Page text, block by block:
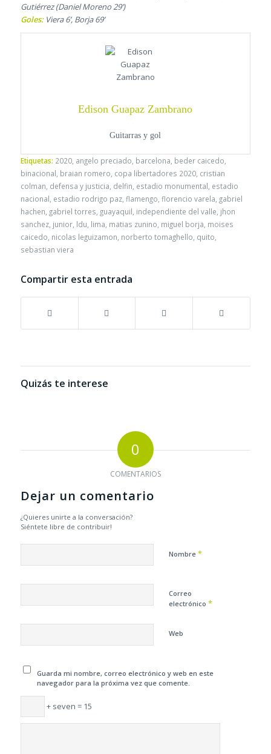
Gutiérrez (Daniel Moreno 29’)
Goles:Viera 6’, Borja 69’
Edison Guapaz Zambrano
Guitarras y gol
Etiquetas: 2020, angelo preciado barcelona beder caicedo
binacional braian romero copa libertadores 2020, cristian
colman defensa y justicia delfin estadio monumental estadio
nacional estadio rodrigo paz, flamengo florencio varela gabriel
hachen gabriel torres guayaquil independiente del valle jhon
sanchez, junior, ldu lima matias zunino miguel borja moises
caicedo nicolas leguizamon norberto tomaghello quito
sebastian viera
Compartir esta entrada
Quizás te interese
0
COMENTARIOS
Dejar un comentario
¿Quieres unirte a la conversación?
Siéntete libre de contribuir!
Nombre *
Correo
electrónico *
Web
Guarda mi nombre, correo electrónico y web en este
navegador para la próxima vez que comente.
+ seven = 15